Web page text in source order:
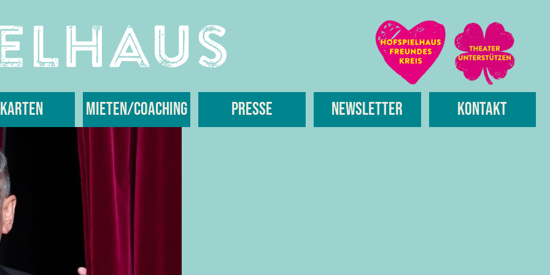
Karten Mieten/Coaching Presse Newsletter Kontakt